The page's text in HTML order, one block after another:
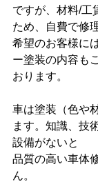
ですが、材料/工
ため、自費で修
希望のお客様に
ー塗装の内容も
おります。
車は塗装（色や
ます。知識、技
設備がないと
品質の高い車体
ん。